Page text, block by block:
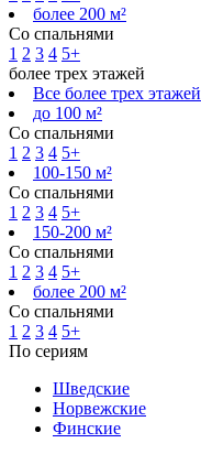
более 200 м²
Со спальнями
1 2 3 4 5+
более трех этажей
Все более трех этажей
до 100 м²
Со спальнями
1 2 3 4 5+
100-150 м²
Со спальнями
1 2 3 4 5+
150-200 м²
Со спальнями
1 2 3 4 5+
более 200 м²
Со спальнями
1 2 3 4 5+
По сериям
Шведские
Норвежские
Финские